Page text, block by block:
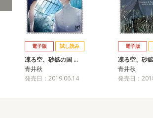
電子版 試し読み
凍る空、砂鉱の国 …
青井秋
発売日：2019.06.14
電子版
凍る空、砂
青井秋
発売日：